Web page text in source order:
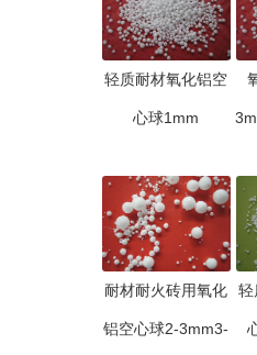
轻质耐材氧化铝空
心球1mm
耐材耐火砖用氧化
铝空心球2-3mm3-
轻